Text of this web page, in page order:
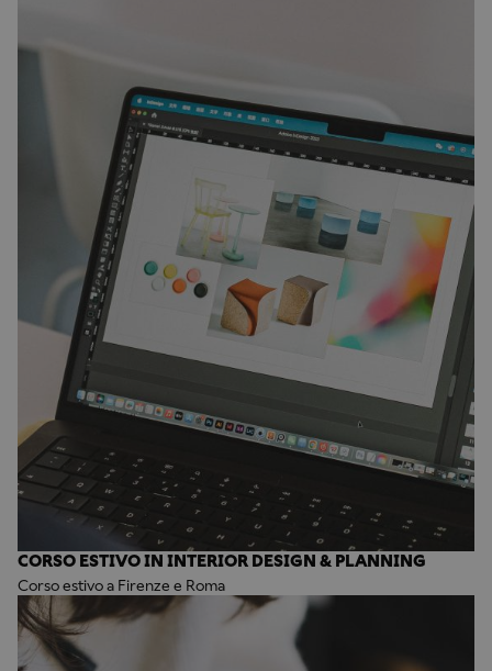
CORSO ESTIVO IN INTERIOR DESIGN & PLANNING
Corso estivo a Firenze e Roma